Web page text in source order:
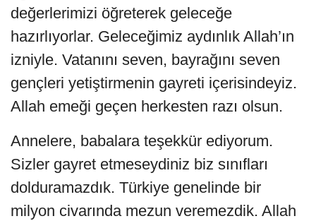
değerlerimizi öğreterek geleceğe
hazırlıyorlar. Geleceğimiz aydınlık Allah’ın
izniyle. Vatanını seven, bayrağını seven
gençleri yetiştirmenin gayreti içerisindeyiz.
Allah emeği geçen herkesten razı olsun.
Annelere, babalara teşekkür ediyorum.
Sizler gayret etmeseydiniz biz sınıfları
dolduramazdık. Türkiye genelinde bir
milyon civarında mezun veremezdik. Allah